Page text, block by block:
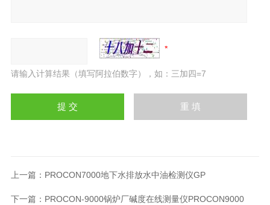
请输入计算结果（填写阿拉伯数字），如：三加四=7
上一篇： PROCON7000地下水排放水中油检测仪GP
下一篇： PROCON-9000锅炉厂碱度在线测量仪PROCON9000